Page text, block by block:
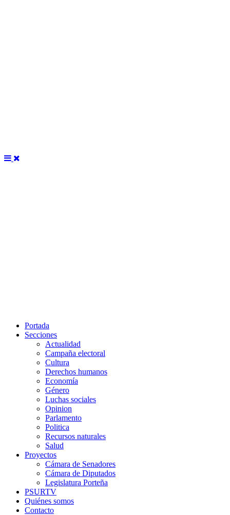
Portada
Secciones
Actualidad
Campaña electoral
Cultura
Derechos humanos
Economía
Género
Luchas sociales
Opinion
Parlamento
Politica
Recursos naturales
Salud
Proyectos
Cámara de Senadores
Cámara de Diputados
Legislatura Porteña
PSURTV
Quiénes somos
Contacto